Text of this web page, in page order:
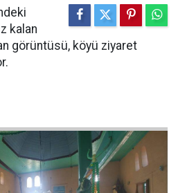
kalan
görüntüsü, köyü ziyaret